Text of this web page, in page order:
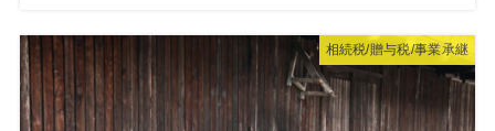
相続税/贈与税/事業承継